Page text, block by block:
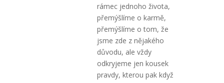
rámec jednoho života,
přemýšlíme o karmě,
přemýšlíme o tom, že
jsme zde z nějakého
důvodu, ale vždy
odkryjeme jen kousek
pravdy, kterou pak když